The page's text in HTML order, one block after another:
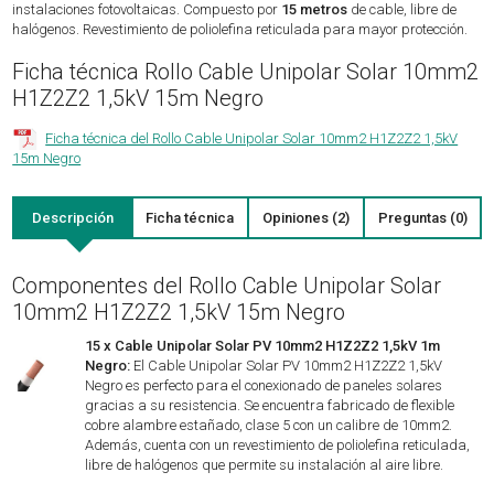
instalaciones fotovoltaicas. Compuesto por 15 metros de cable, libre de
halógenos. Revestimiento de poliolefina reticulada para mayor protección.
Ficha técnica Rollo Cable Unipolar Solar 10mm2
H1Z2Z2 1,5kV 15m Negro
Ficha técnica del Rollo Cable Unipolar Solar 10mm2 H1Z2Z2 1,5kV
15m Negro
Descripción Ficha técnica Opiniones (2) Preguntas (0)
Componentes del Rollo Cable Unipolar Solar
10mm2 H1Z2Z2 1,5kV 15m Negro
15 x Cable Unipolar Solar PV 10mm2 H1Z2Z2 1,5kV 1m
Negro: El Cable Unipolar Solar PV 10mm2 H1Z2Z2 1,5kV
Negro es perfecto para el conexionado de paneles solares
gracias a su resistencia. Se encuentra fabricado de flexible
cobre alambre estañado, clase 5 con un calibre de 10mm2.
Además, cuenta con un revestimiento de poliolefina reticulada,
libre de halógenos que permite su instalación al aire libre.